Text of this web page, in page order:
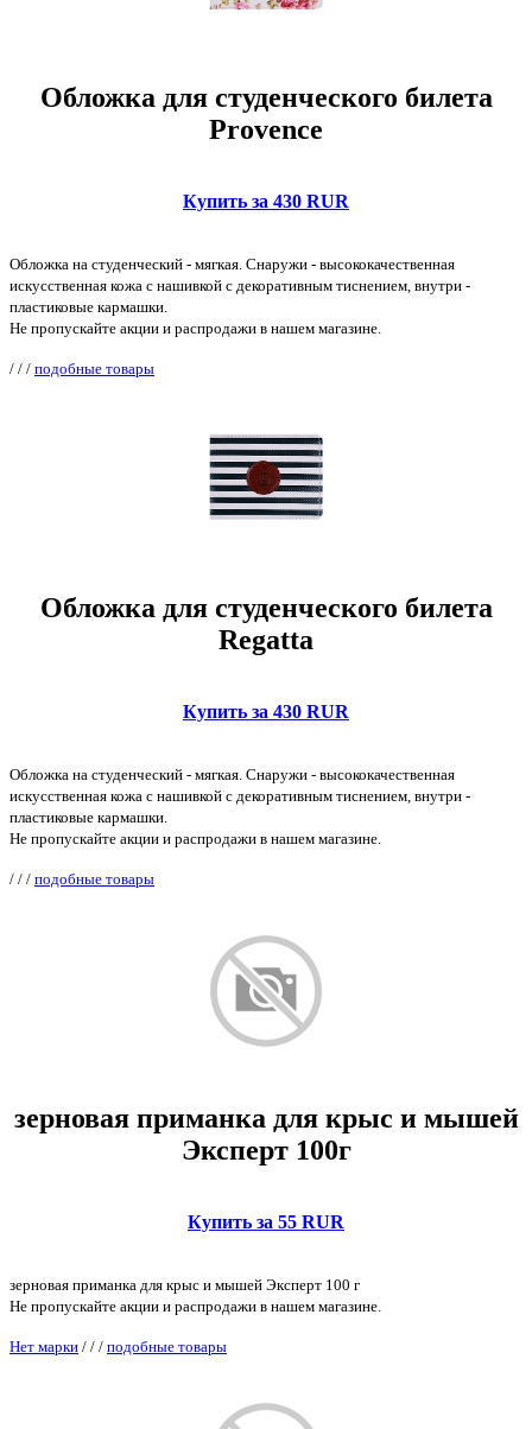
Обложка для студенческого билета
Provence
Купить за 430 RUR
Обложка на студенческий - мягкая. Снаружи - высококачественная
искусственная кожа с нашивкой с декоративным тиснением, внутри -
пластиковые кармашки.
Не пропускайте акции и распродажи в нашем магазине.
/ / / подобные товары
Обложка для студенческого билета
Regatta
Купить за 430 RUR
Обложка на студенческий - мягкая. Снаружи - высококачественная
искусственная кожа с нашивкой с декоративным тиснением, внутри -
пластиковые кармашки.
Не пропускайте акции и распродажи в нашем магазине.
/ / / подобные товары
зерновая приманка для крыс и мышей
Эксперт 100г
Купить за 55 RUR
зерновая приманка для крыс и мышей Эксперт 100 г
Не пропускайте акции и распродажи в нашем магазине.
Нет марки / / / подобные товары